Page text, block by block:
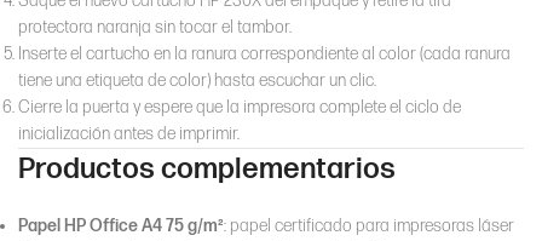
protectora naranja sin tocar el tambor.
Inserte el cartucho en la ranura correspondiente al color (cada ranura
tiene una etiqueta de color) hasta escuchar un clic.
Cierre la puerta y espere que la impresora complete el ciclo de
inicialización antes de imprimir.
Productos complementarios
Papel HP Office A4 75 g/m²: papel certificado para impresoras láser